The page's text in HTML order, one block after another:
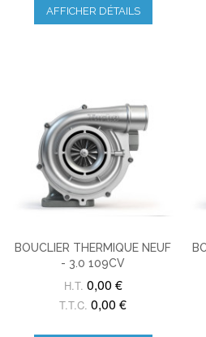
AFFICHER DÉTAILS
BOUCLIER THERMIQUE NEUF
- 3.0 109CV
H.T. 0,00 €
T.T.C. 0,00 €